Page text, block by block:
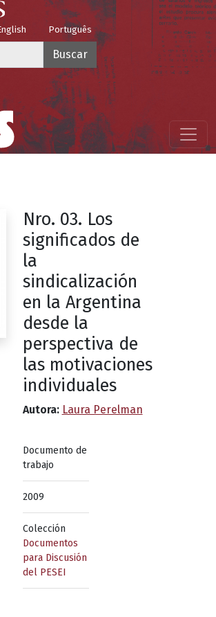
Pasar al contenido principal
Português
Nro. 03. Los
significados de
la
sindicalización
en la Argentina
desde la
perspectiva de
las motivaciones
individuales
Autora: Laura Perelman
Documento de
trabajo
2009
Colección
Documentos
para Discusión
del PESEI